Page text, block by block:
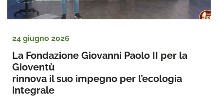
24 giugno 2026
La Fondazione Giovanni Paolo II per la
Gioventù
rinnova il suo impegno per l’ecologia
integrale